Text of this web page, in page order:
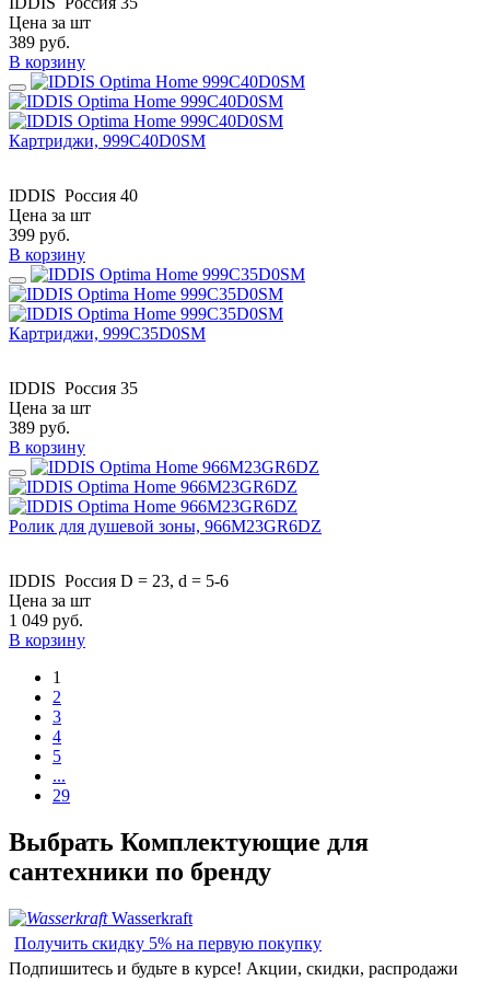
Цена за шт
389 руб.
В корзину
Картриджи, 999C40D0SM
IDDIS Россия 40
Цена за шт
399 руб.
В корзину
Картриджи, 999C35D0SM
IDDIS Россия 35
Цена за шт
389 руб.
В корзину
Ролик для душевой зоны, 966M23GR6DZ
IDDIS Россия D = 23, d = 5-6
Цена за шт
1 049 руб.
В корзину
1
2
3
4
5
...
29
Выбрать Комплектующие для
сантехники по бренду
Wasserkraft
Получить скидку 5% на первую покупку
Подпишитесь и будьте в курсе! Акции, скидки, распродажи